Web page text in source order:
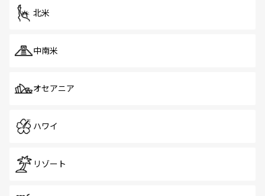
北米
中南米
オセアニア
ハワイ
リゾート